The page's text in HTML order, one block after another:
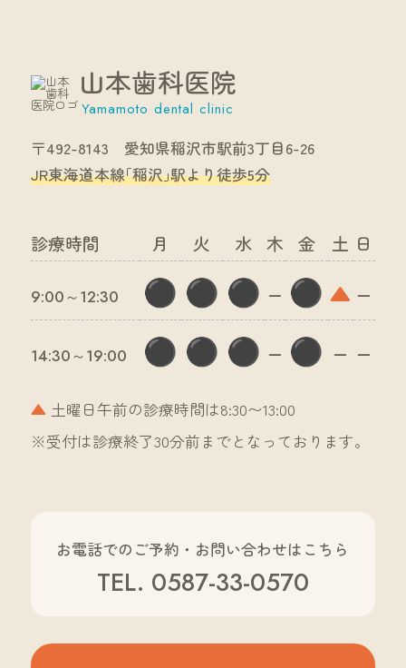
山本歯科医院
Yamamoto dental clinic
〒492-8143 愛知県稲沢市駅前3丁目6-26
JR東海道本線｢稲沢｣駅より徒歩5分
診療時間 月 火 水 木 金 土 日
9:00～12:30 ⚫︎ ⚫︎ ⚫︎ ー ⚫︎ ▲ ー
14:30～19:00 ⚫︎ ⚫︎ ⚫︎ ー ⚫︎ ー ー
▲ 土曜日午前の診療時間は8:30〜13:00
※受付は診療終了30分前までとなっております。
お電話でのご予約・お問い合わせはこちら
TEL. 0587-33-0570